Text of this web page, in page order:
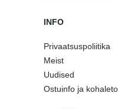
INFO
Privaatsuspoliitika
Meist
Uudised
Ostuinfo ja